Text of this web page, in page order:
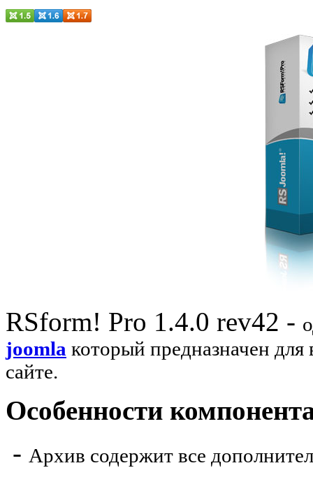
RSform! Pro 1.4.0 rev42 -
joomla который предназначен
сайте.
Особенности
- Архив содержит все